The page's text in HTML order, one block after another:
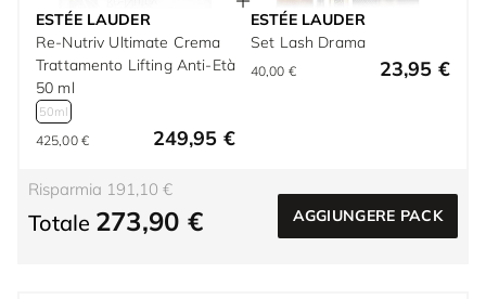
ESTÉE LAUDER
Re-Nutriv Ultimate Crema
Trattamento Lifting Anti-Età
50 ml
50ml
425,00 € 249,95 €
ESTÉE LAUDER
Set Lash Drama
40,00 € 23,95 €
Risparmia 191,10 €
Totale 273,90 € AGGIUNGERE PACK